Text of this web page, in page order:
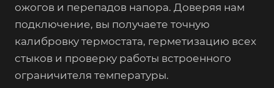
ожогов и перепадов напора. Доверяя нам
подключение, вы получаете точную
калибровку термостата, герметизацию всех
стыков и проверку работы встроенного
ограничителя температуры.